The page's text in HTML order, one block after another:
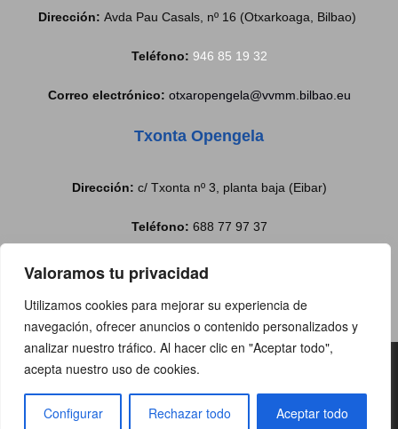
Valoramos tu privacidad
Utilizamos cookies para mejorar su experiencia de
navegación, ofrecer anuncios o contenido personalizados y
analizar nuestro tráfico. Al hacer clic en "Aceptar todo",
acepta nuestro uso de cookies.
Configurar Rechazar todo Aceptar todo
Dirección: Avda Pau Casals, nº 16 (Otxarkoaga, Bilbao)
Teléfono: 946 85 19 32
Correo electrónico: otxaropengela@vvmm.bilbao.eu
Txonta Opengela
Dirección: c/ Txonta nº 3, planta baja (Eibar)
Teléfono: 688 77 97 37
Correo electrónico: txontabulegoa@eibar.eus
Copyright@2019 | Todos los